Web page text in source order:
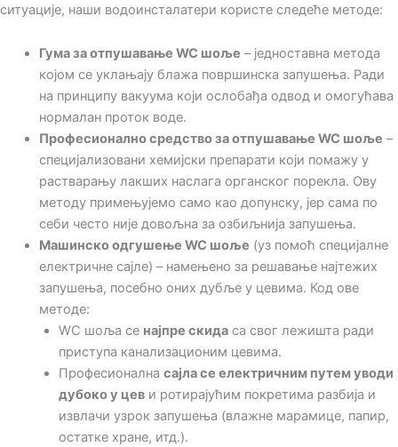
ситуације, наши водоинсталатери користе следеће методе:
Гума за отпушавање WC шоље – једноставна метода
којом се уклањају блажа површинска запушења. Ради
на принципу вакуума који ослобађа одвод и омогућава
нормалан проток воде.
Професионалносредство за отпушавање WC шоље –
специјализовани хемијски препарати који помажу у
растварању лакших наслага органског порекла. Ову
методу примењујемо само као допунску, јер сама по
себи често није довољна за озбиљнија запушења.
Машинско одгушење WC шоље (уз помоћ специјалне
електричне сајле) – намењено за решавање најтежих
запушења, посебно оних дубље у цевима. Код ове
методе:
WC шоља се најпре скидаса свог лежишта ради
приступа канализационим цевима.
Професионална сајла се електричним путем уводи
дубоко у цеви ротирајућим покретима разбија и
извлачи узрок запушења (влажне марамице, папир,
остатке хране, итд.).